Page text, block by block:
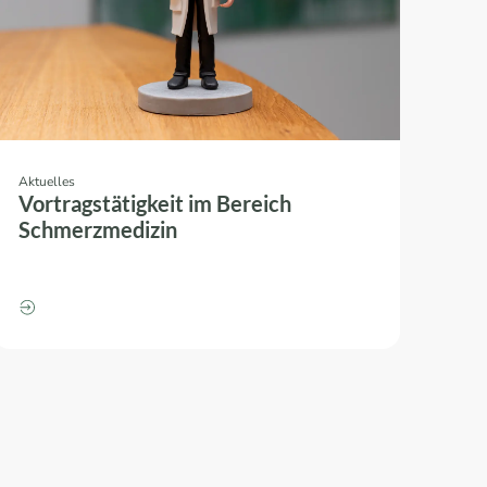
Aktuelles
Vortragstätigkeit im Bereich
Schmerzmedizin